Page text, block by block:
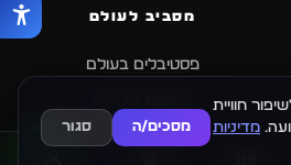
מסביב לעולם
פסטיבלים בעולם
מסיבות בקורפו
חוויית
מדיניות
מסכים/ה סגור